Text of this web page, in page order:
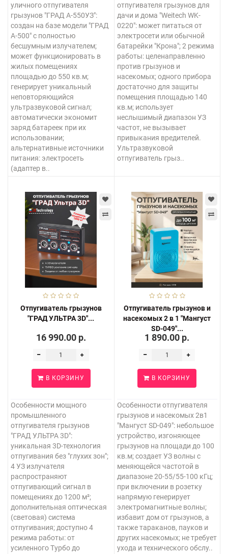
уличного отпугивателя
грызунов "ГРАД А-550УЗ":
создан на базе модели "ГРАД
А-500" с полностью
бесшумным излучателем;
может функционировать в
жилых помещениях
площадью до 550 кв.м;
генерирует уникальный
неповторяющийся
ультразвуковой сигнал;
автоматически экономит
заряд батареек при их
использовании;
альтернативные источники
питания: электросеть
(адаптер в..
отпугивателя грызунов для
дачи и дома "Weitech WK-
0220": может питаться от
электросети или обычной
батарейки "Крона"; 2 режима
работы: целенаправленно
против грызунов и
насекомых; одного прибора
достаточно для защиты
помещения площадью 140
кв.м; использует
неслышимый диапазон УЗ
частот, не вызывает
привыкания вредителей.
Ультразвуковой
отпугиватель грыз..
Отпугиватель грызунов
"ГРАД УЛЬТРА 3D"...
16 990.00 р.
В КОРЗИНУ
Особенности мощного
промышленного
отпугивателя грызунов
"ГРАД УЛЬТРА 3D":
уникальная 3D-технология
отпугивания без "глухих зон";
4 УЗ излучателя
распространяют
отпугивающий сигнал в
помещениях до 1200 м²;
дополнительная оптическая
(световая) система
отпугивания; доступно 4
режима работы: от
усиленного Турбо до
Отпугиватель грызунов и
насекомых 2 в 1 "Мангуст
SD-049"...
1 890.00 р.
В КОРЗИНУ
Особенности отпугивателя
грызунов и насекомых 2в1
"Мангуст SD-049": небольшое
устройство, изгоняющее
грызунов на площади до 100
кв.м; создает УЗ волны с
меняющейся частотой в
диапазоне 20-55/55-100 кГц;
при включении в розетку
напрямую генерирует
электромагнитные волны;
избавит дом от грызунов, а
также тараканов, пауков и
других насекомых; не требует
ухода и технического обслу..